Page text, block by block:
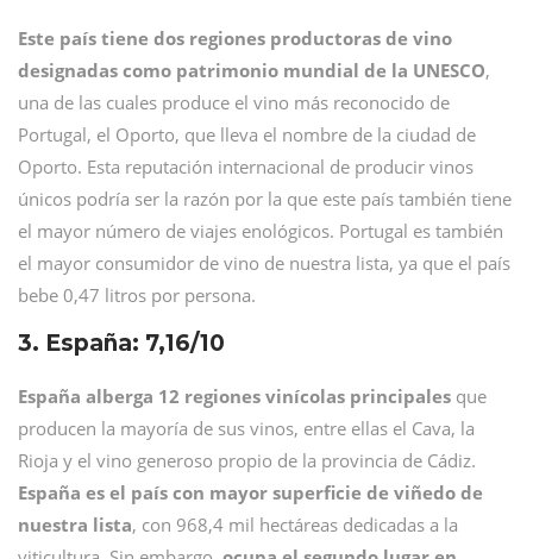
Este país tiene dos regiones productoras de vino
designadas como patrimonio mundial de la UNESCO,
una de las cuales produce el vino más reconocido de
Portugal, el Oporto, que lleva el nombre de la ciudad de
Oporto. Esta reputación internacional de producir vinos
únicos podría ser la razón por la que este país también tiene
el mayor número de viajes enológicos. Portugal es también
el mayor consumidor de vino de nuestra lista, ya que el país
bebe 0,47 litros por persona.
3. España: 7,16/10
España alberga 12 regiones vinícolas principales que
producen la mayoría de sus vinos, entre ellas el Cava, la
Rioja y el vino generoso propio de la provincia de Cádiz.
España es el país con mayor superficie de viñedo de
nuestra lista, con 968,4 mil hectáreas dedicadas a la